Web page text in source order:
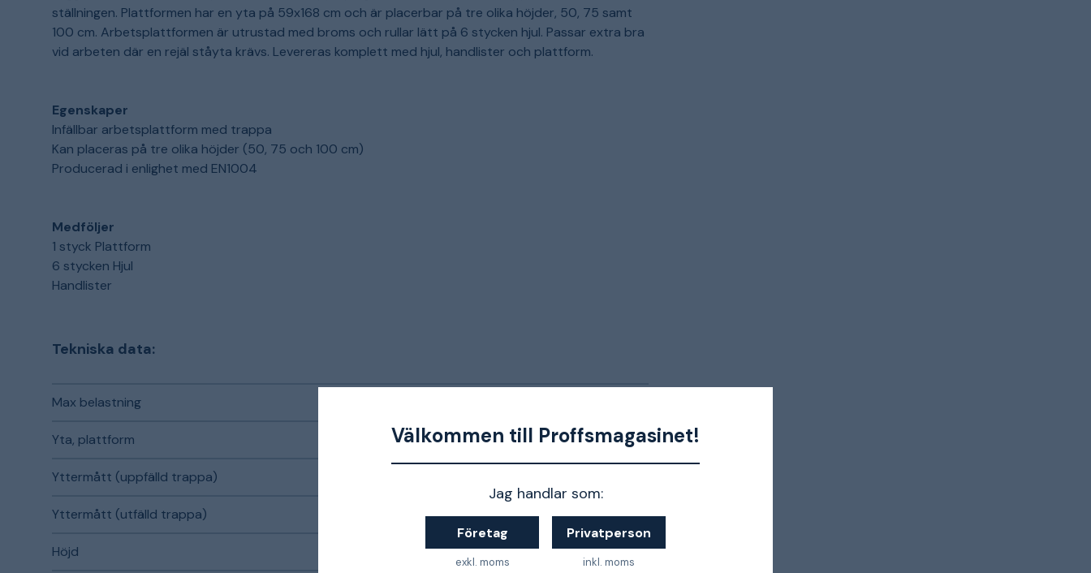
Välkommen till Proffsmagasinet!
Jag handlar som:
Företag
exkl. moms
Privatperson
inkl. moms
ställningen. Plattformen har en yta på 59x168 cm och är placerbar på tre olika höjder, 50, 75 samt
100 cm. Arbetsplattformen är utrustad med broms och rullar lätt på 6 stycken hjul. Passar extra bra
vid arbeten där en rejäl ståyta krävs. Levereras komplett med hjul, handlister och plattform.
Egenskaper
Infällbar arbetsplattform med trappa
Kan placeras på tre olika höjder (50, 75 och 100 cm)
Producerad i enlighet med EN1004
Medföljer
1 styck Plattform
6 stycken Hjul
Handlister
Tekniska data:
Max belastning
Yta, plattform 59x168 cm
Yttermått (uppfälld trappa)
Yttermått (utfälld trappa) 255x74 cm
Höjd 184 cm